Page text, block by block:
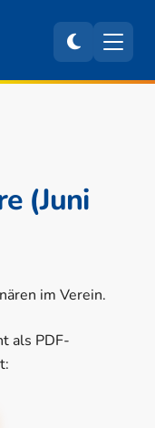
(Juni
im Verein.
als PDF-